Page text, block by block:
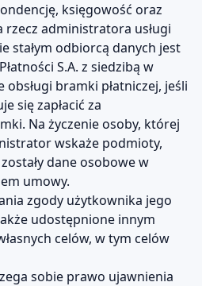
księgowość oraz
rzecz administratora usługi
stałym odbiorcą danych jest
S.A. z siedzibą w
obsługi bramki płatniczej, jeśli
się zapłacić za
Na życzenie osoby, której
wskaże podmioty,
dane osobowe w
umowy.
zgody użytkownika jego
udostępnione innym
celów, w tym celów
sobie prawo ujawnienia